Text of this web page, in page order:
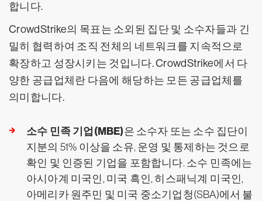
합니다.
CrowdStrike의 목표는 소외된 집단 및 소수자들과 긴
밀히 협력하여 조직 전체의 네트워크를 지속적으로
확장하고 성장시키는 것입니다. CrowdStrike에서 다
양한 공급업체란 다음에 해당하는 모든 공급업체를
의미합니다.
소수 민족 기업(MBE)은 소수자 또는 소수 집단이
지분의 51% 이상을 소유, 운영 및 통제하는 것으로
확인 및 인증된 기업을 포함합니다. 소수 민족에는
아시아계 미국인, 미국 흑인, 히스패닉계 미국인,
아메리카 원주민 및 미국 중소기업청(SBA)에서 불